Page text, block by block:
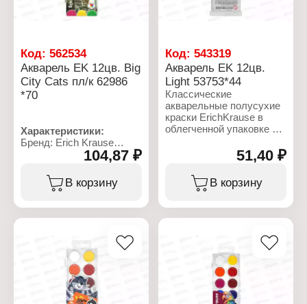
Код: 562534
Акварель EK 12цв. Big
City Cats пл/к 62986
*70
Характеристики:
Бренд: Erich Krause
Артикул: 62986
Серия: "Big City Cats"
Тип товара: Акварель
Назначение: для
104,87 ₽
В корзину
Код:543319
Акварель EK 12цв.
Light 53753*44
Классические
акварельные полусухие
краски ErichKrause в
облегченной упаковке по
Отличаются яркостью
палитры и лаконичным
дизайном.
Представлены в палете
пластика в прозрачной
упаковке с
Характеристики:
Бренд: Erich Krause
Артикул: 53753
Тип товара: Акварель
51,40 ₽
В корзину